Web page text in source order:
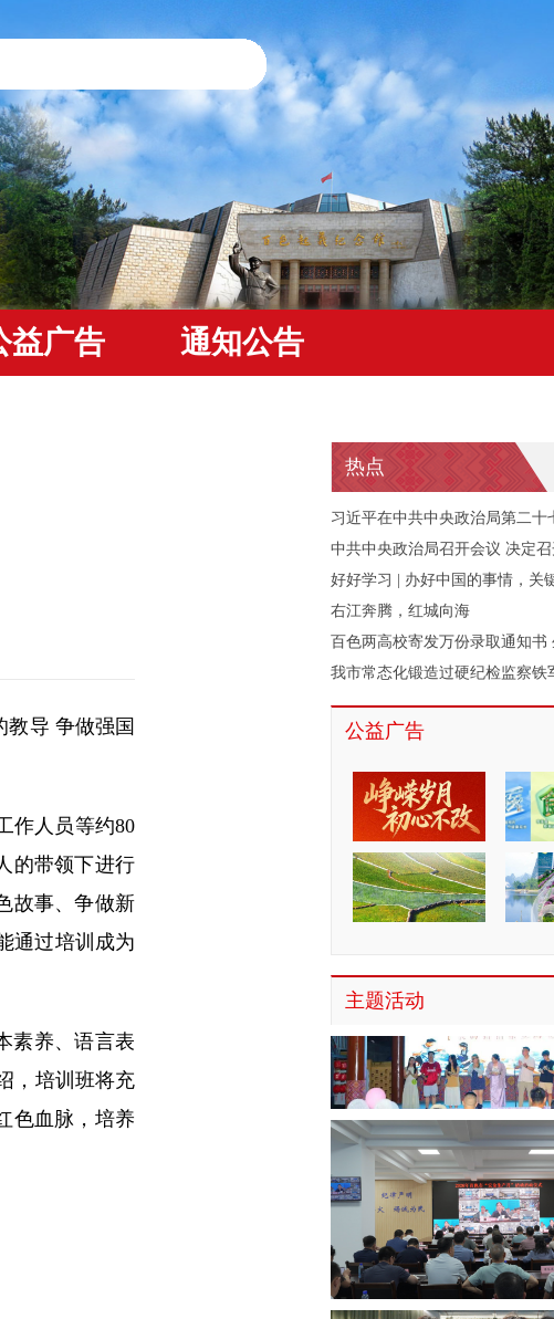
益广告 通知公告
教导 争做强国
作人员等约80
的带领下进行
故事、争做新
通过培训成为
素养、语言表
，培训班将充
色血脉，培养
热点
好好学习 | 办好中国的事情，关
右江奔腾，红城向海
我市常态化锻造过硬纪检监察铁
公益广告
主题活动